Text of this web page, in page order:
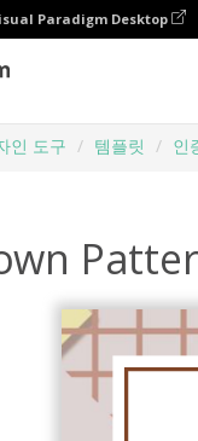
Paradigm Desktop
인 도구 템플릿 인